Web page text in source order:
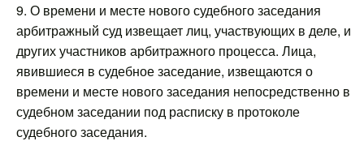
9. О времени и месте нового судебного заседания
арбитражный суд извещает лиц, участвующих в деле, и
других участников арбитражного процесса. Лица,
явившиеся в судебное заседание, извещаются о
времени и месте нового заседания непосредственно в
судебном заседании под расписку в протоколе
судебного заседания.